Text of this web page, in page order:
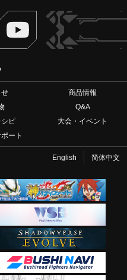
ヴァンガードch
せ
商品情報
Q&A
ピ
大会・イベント
ート
English 简体中文